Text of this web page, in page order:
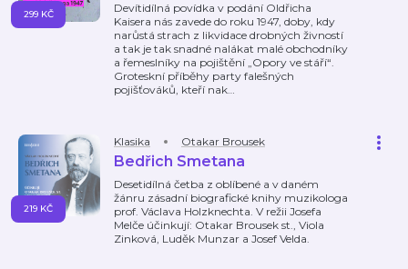
Devítidílná povídka v podání Oldřicha
Kaisera nás zavede do roku 1947, doby, kdy
narůstá strach z likvidace drobných živností
a tak je tak snadné nalákat malé obchodníky
a řemeslníky na pojištění „Opory ve stáří“.
Groteskní příběhy party falešných
pojišťováků, kteří nak…
299 KČ
Klasika Otakar Brousek
Bedřich Smetana
Desetidílná četba z oblíbené a v daném
žánru zásadní biografické knihy muzikologa
prof. Václava Holzknechta. V režii Josefa
Melče účinkují: Otakar Brousek st., Viola
Zinková, Luděk Munzar a Josef Velda.
219 KČ